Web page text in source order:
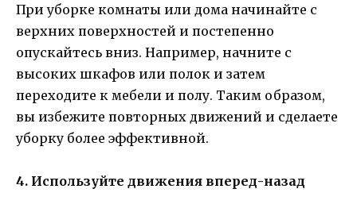
При уборке комнаты или дома начинайте с
верхних поверхностей и постепенно
опускайтесь вниз. Например, начните с
высоких шкафов или полок и затем
переходите к мебели и полу. Таким образом,
вы избежите повторных движений и сделаете
уборку более эффективной.
4. Используйте движения вперед-назад